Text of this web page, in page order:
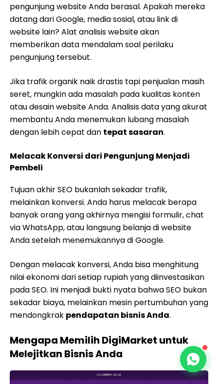
pengunjung website Anda berasal. Apakah mereka
datang dari Google, media sosial, atau link di
website lain? Alat analisis website akan
memberikan data mendalam soal perilaku
pengunjung tersebut.
Jika trafik organik naik drastis tapi penjualan masih
seret, mungkin ada masalah pada kualitas konten
atau desain website Anda. Analisis data yang akurat
membantu Anda menemukan lubang masalah
dengan lebih cepat dan tepat sasaran.
Melacak Konversi dari Pengunjung Menjadi
Pembeli
Tujuan akhir SEO bukanlah sekadar trafik,
melainkan konversi. Anda harus melacak berapa
banyak orang yang akhirnya mengisi formulir, chat
via WhatsApp, atau langsung belanja di website
Anda setelah menemukannya di Google.
Dengan melacak konversi, Anda bisa menghitung
nilai ekonomi dari setiap rupiah yang diinvestasikan
pada SEO. Ini menjadi bukti nyata bahwa SEO bukan
sekadar biaya, melainkan mesin pertumbuhan yang
mendongkrak pendapatan bisnis Anda.
Mengapa Memilih DigiMarket untuk
Melejitkan Bisnis Anda